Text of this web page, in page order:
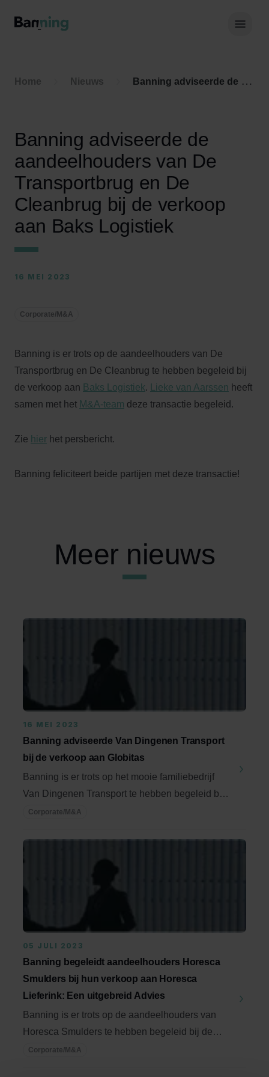
Home Nieuws Banning adviseerde de aandeelhouders van De Transportbrug en De Cleanbrug bij de verkoop aan Baks Logistiek
Banning adviseerde de
aandeelhouders van De
Transportbrug en De
Cleanbrug bij de verkoop
aan Baks Logistiek
16 MEI 2023
Corporate/M&A
Banning is er trots op de aandeelhouders van De
Transportbrug en De Cleanbrug te hebben begeleid bij
de verkoop aan Baks Logistiek. Lieke van Aarssen heeft
samen met het M&A-team deze transactie begeleid.
Zie hier het persbericht.
Banning feliciteert beide partijen met deze transactie!
Meer nieuws
16 MEI 2023
Banning adviseerde Van Dingenen Transport
bij de verkoop aan Globitas
Banning is er trots op het mooie familiebedrijf
Van Dingenen Transport te hebben begeleid bij
de ...
Corporate/M&A
05 JULI 2023
Banning begeleidt aandeelhouders Horesca
Smulders bij hun verkoop aan Horesca
Lieferink: Een uitgebreid Advies
Banning is er trots op de aandeelhouders van
Horesca Smulders te hebben begeleid bij de
verkoop aan ...
Corporate/M&A